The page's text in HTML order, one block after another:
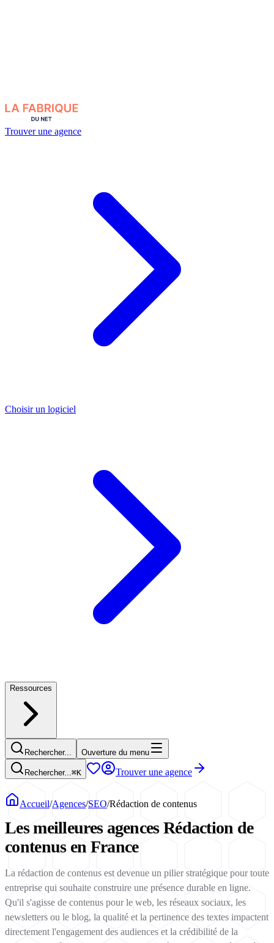
Trouver une agence
Choisir un logiciel
Ressources
Rechercher... Ouverture du menu
Rechercher...⌘K Trouver une agence
Accueil/Agences/SEO/Rédaction de contenus
Les meilleures agences Rédaction de
contenus en France
La rédaction de contenus est devenue un pilier stratégique pour toute
entreprise qui souhaite construire une présence durable en ligne.
Qu'il s'agisse de contenus pour le web, les réseaux sociaux, les
newsletters ou le blog, la qualité et la pertinence des textes impactent
directement l'engagement des audiences et la crédibilité de la